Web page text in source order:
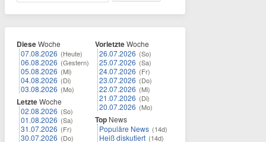
DieseWoche
07.08.2026 (Heute)
06.08.2026 (Gestern)
05.08.2026 (Mi)
04.08.2026 (Di)
03.08.2026 (Mo)
LetzteWoche
02.08.2026 (So)
01.08.2026 (Sa)
31.07.2026 (Fr)
30.07.2026 (Do)
VorletzteWoche
26.07.2026 (So)
25.07.2026 (Sa)
24.07.2026 (Fr)
23.07.2026 (Do)
22.07.2026 (Mi)
21.07.2026 (Di)
20.07.2026 (Mo)
Top News
Populäre News (14d)
Heiß diskutiert (14d)